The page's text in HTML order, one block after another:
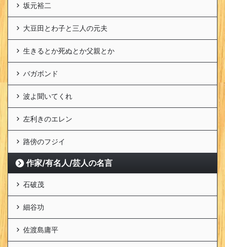
坂元裕二
大豆田とわ子と三人の元夫
生きるとか死ぬとか父親とか
バガボンド
波よ聞いてくれ
左利きのエレン
路傍のフジイ
作家/有名人/芸人の名言
石破茂
細谷功
佐渡島庸平